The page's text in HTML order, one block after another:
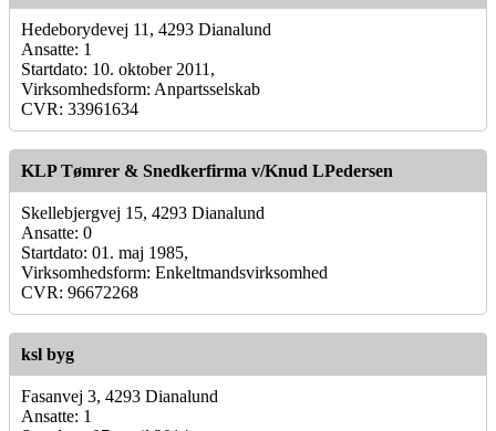
Hedeborydevej 11, 4293 Dianalund
Ansatte: 1
Startdato: 10. oktober 2011,
Virksomhedsform: Anpartsselskab
CVR: 33961634
KLP Tømrer & Snedkerfirma v/Knud LPedersen
Skellebjergvej 15, 4293 Dianalund
Ansatte: 0
Startdato: 01. maj 1985,
Virksomhedsform: Enkeltmandsvirksomhed
CVR: 96672268
ksl byg
Fasanvej 3, 4293 Dianalund
Ansatte: 1